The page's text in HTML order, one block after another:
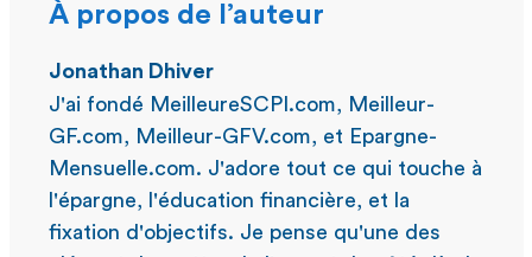
À propos de l’auteur
Jonathan Dhiver
J'ai fondé MeilleureSCPI.com, Meilleur-
GF.com, Meilleur-GFV.com, et Epargne-
Mensuelle.com. J'adore tout ce qui touche à
l'épargne, l'éducation financière, et la
fixation d'objectifs. Je pense qu'une des